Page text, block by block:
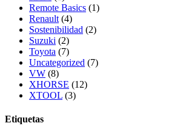
Remote Basics (1)
Renault (4)
Sostenibilidad (2)
Suzuki (2)
Toyota (7)
Uncategorized (7)
VW (8)
XHORSE (12)
XTOOL (3)
Etiquetas